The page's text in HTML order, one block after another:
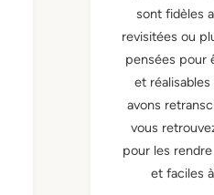
sont fidèles
revisitées ou
pensées pour
et réalisables
avons
vous
pour les
et faciles